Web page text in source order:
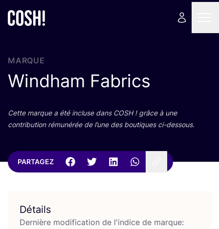
MARQUE
Windham Fabrics
Cette marque a été incluse dans COSH! grâce à une
contri­bu­tion rému­né­rée de l’une des bou­tiques ci-dessous.
PARTAGEZ
Détails
Dernière modification de l'indice de marque: